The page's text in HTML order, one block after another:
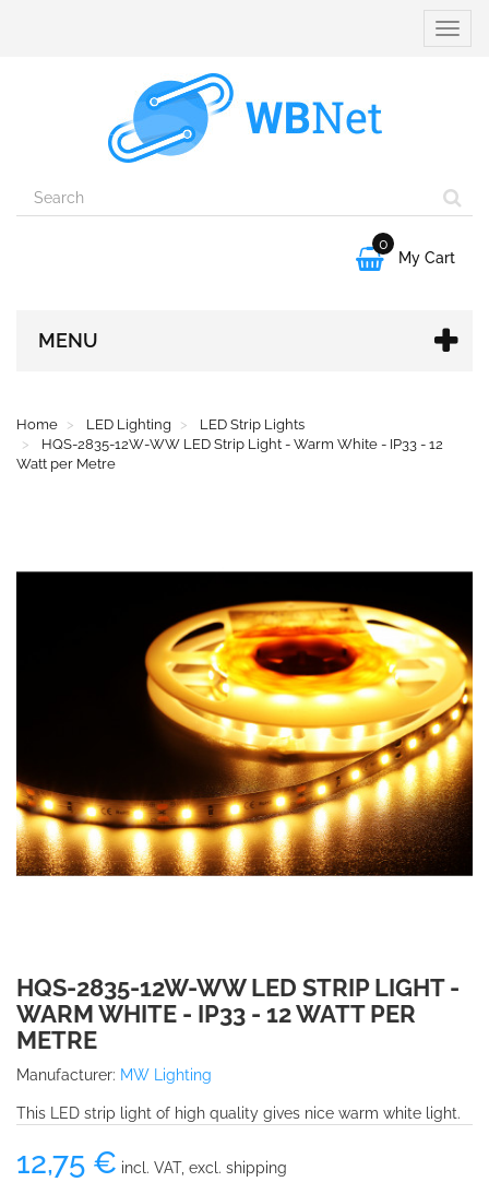
Toggle

0
My Cart
MENU
Home LED Lighting
LED Strip Lights
HQS-2835-12W-WW LED Strip Light - Warm White - IP33 - 12
Watt per Metre
HQS-2835-12W-WW LED STRIP LIGHT -
WARM WHITE - IP33 - 12 WATT PER
METRE
Manufacturer: MW Lighting
This LED strip light of high quality gives nice warm white light.
12,75 € incl. VAT, excl. shipping